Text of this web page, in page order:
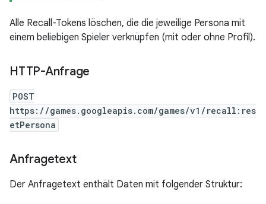
Alle Recall-Tokens löschen, die die jeweilige Persona mit
einem beliebigen Spieler verknüpfen (mit oder ohne Profil).
HTTP-Anfrage
POST
https://games.googleapis.com/games/v1/recall:res
etPersona
Anfragetext
Der Anfragetext enthält Daten mit folgender Struktur: